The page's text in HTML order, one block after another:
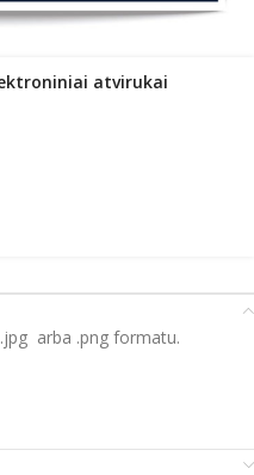
atvirukai
arba .png formatu.